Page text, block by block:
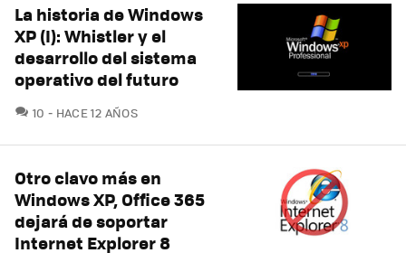
La historia de Windows
XP (I): Whistler y el
desarrollo del sistema
operativo del futuro
10 COMENTARIOS
HACE 12 AÑOS
Otro clavo más en
Windows XP, Office 365
dejará de soportar
Internet Explorer 8